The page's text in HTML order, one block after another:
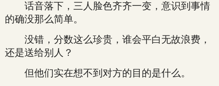
话音落下，三人脸色齐齐一变，意识到事情
的确没那么简单。
没错，分数这么珍贵，谁会平白无故浪费，
还是送给别人？
但他们实在想不到对方的目的是什么。